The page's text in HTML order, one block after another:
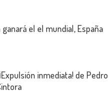
ganará el el mundial, España
inmediata! de Pedro